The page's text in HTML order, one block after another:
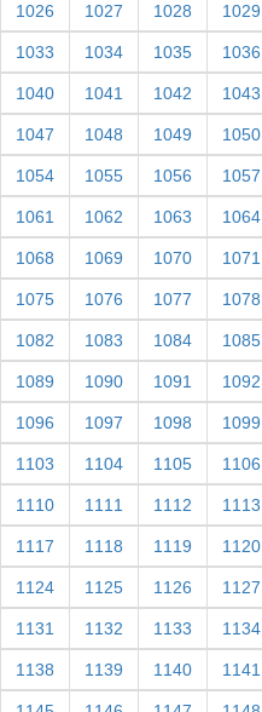
1026 1027 1028 1029
1033 1034 1035 1036
1040 1041 1042 1043
1047 1048 1049 1050
1054 1055 1056 1057
1061 1062 1063 1064
1068 1069 1070 1071
1075 1076 1077 1078
1082 1083 1084 1085
1089 1090 1091 1092
1096 1097 1098 1099
1103 1104 1105 1106
1110 1111 1112 1113
1117 1118 1119 1120
1124 1125 1126 1127
1131 1132 1133 1134
1138 1139 1140 1141